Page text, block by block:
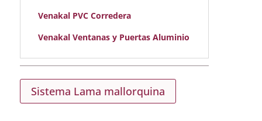
Venakal PVC Corredera
Venakal Ventanas y Puertas Aluminio
Sistema Lama mallorquina